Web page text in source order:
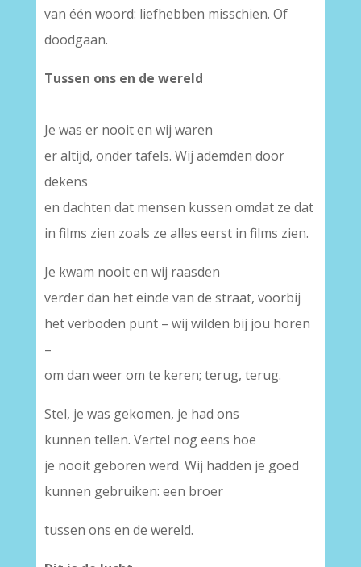
van één woord: liefhebben misschien. Of
doodgaan.
Tussen ons en de wereld
Je was er nooit en wij waren
er altijd, onder tafels. Wij ademden door
dekens
en dachten dat mensen kussen omdat ze dat
in films zien zoals ze alles eerst in films zien.
Je kwam nooit en wij raasden
verder dan het einde van de straat, voorbij
het verboden punt – wij wilden bij jou horen
–
om dan weer om te keren; terug, terug.
Stel, je was gekomen, je had ons
kunnen tellen. Vertel nog eens hoe
je nooit geboren werd. Wij hadden je goed
kunnen gebruiken: een broer
tussen ons en de wereld.